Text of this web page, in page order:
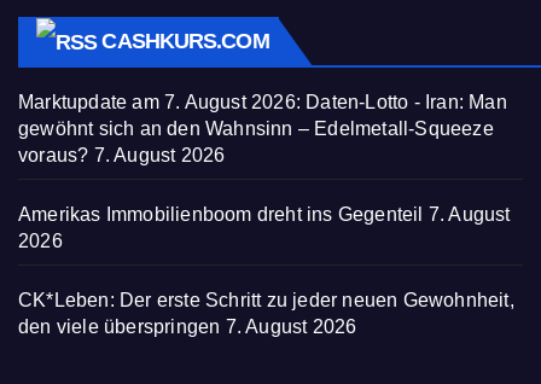
CASHKURS.COM
Marktupdate am 7. August 2026: Daten-Lotto - Iran: Man
gewöhnt sich an den Wahnsinn – Edelmetall-Squeeze
voraus? 7. August 2026
Amerikas Immobilienboom dreht ins Gegenteil 7. August
2026
CK*Leben: Der erste Schritt zu jeder neuen Gewohnheit,
den viele überspringen 7. August 2026